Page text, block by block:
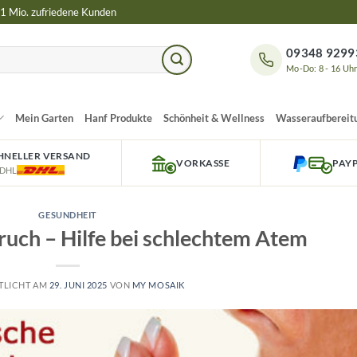
Mio. zufriedene Kunden
Mo-Do: 8 - 16 Uhr
09348
Mein Garten Hanf Produkte Schönheit & Wellness
VERSAND
VORKASSE
GESUNDHEIT
– Hilfe bei schlechtem Atem
AM 29. JUNI 2025 VON MY MOSAIK